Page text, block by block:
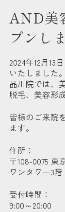
AND美
プンし
2024年12月13
いたしました。
品川院では、
脱毛、美容形
皆様のご来院
ます。
住所：
〒108-0075
ワンタワー3階
受付時間：
9:00～20:00